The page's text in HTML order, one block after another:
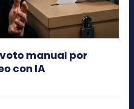
manual por
con IA